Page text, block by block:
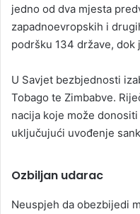
jedno od dva mjesta
zapadnoevropskih i
podršku 134 države, dok
U Savjet bezbjednosti
Tobago te Zimbabve.
nacija koje može
uključujući uvođenje
Ozbiljan udarac
Neuspjeh da obezbijedi